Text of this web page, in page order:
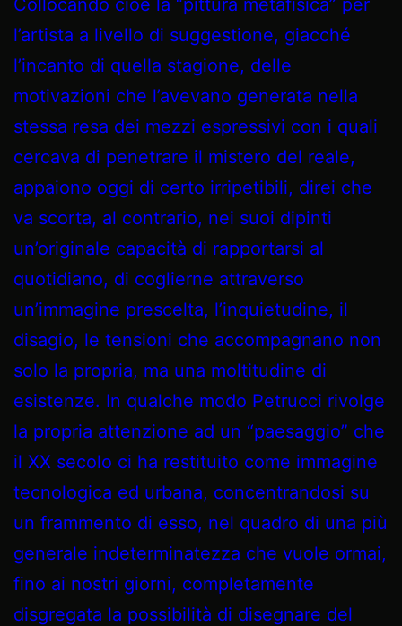
l’artista a livello di suggestione, giacché
l’incanto di quella stagione, delle
motivazioni che l’avevano generata nella
stessa resa dei mezzi espressivi con i quali
cercava di penetrare il mistero del reale,
appaiono oggi di certo irripetibili, direi che
va scorta, al contrario, nei suoi dipinti
un’originale capacità di rapportarsi al
quotidiano, di coglierne attraverso
un’immagine prescelta, l’inquietudine, il
disagio, le tensioni che accompagnano non
solo la propria, ma una moltitudine di
esistenze. In qualche modo Petrucci rivolge
la propria attenzione ad un “paesaggio” che
il XX secolo ci ha restituito come immagine
tecnologica ed urbana, concentrandosi su
un frammento di esso, nel quadro di una più
generale indeterminatezza che vuole ormai,
fino ai nostri giorni, completamente
disgregata la possibilità di disegnare del